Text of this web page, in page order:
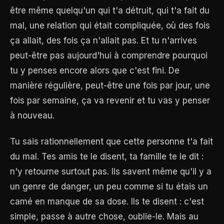
être même quelqu'un qui t'a détruit, qui t'a fait du
mal, une relation qui était compliquée, où des fois
ça allait, des fois ça n'allait pas. Et tu n'arrives
peut-être pas aujourd'hui à comprendre pourquoi
tu y penses encore alors que c'est fini. De
manière régulière, peut-être une fois par jour, une
fois par semaine, ça va revenir et tu vas y penser
à nouveau.
Tu sais rationnellement que cette personne t'a fait
du mal. Tes amis te le disent, ta famille te le dit :
n'y retourne surtout pas. Ils savent même qu'il y a
un genre de danger, un peu comme si tu étais un
camé en manque de sa dose. Ils te disent : c'est
simple, passe à autre chose, oublie-le. Mais au